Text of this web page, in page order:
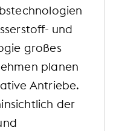
und
großes
planen
Antriebe.
der